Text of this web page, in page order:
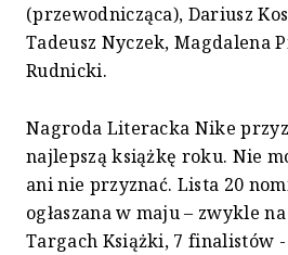
(przewodnicząca), Dariusz
Tadeusz Nyczek, Magdalena
Rudnicki.
Nagroda Literacka Nike
najlepszą książkę roku. Nie
ani nie przyznać. Lista 20
ogłaszana w maju – zwykle
Targach Książki, 7 finalistów